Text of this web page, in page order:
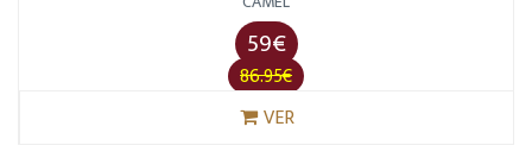
59€
86.95€
VER